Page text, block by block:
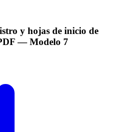
y hojas de inicio de
— Modelo 7